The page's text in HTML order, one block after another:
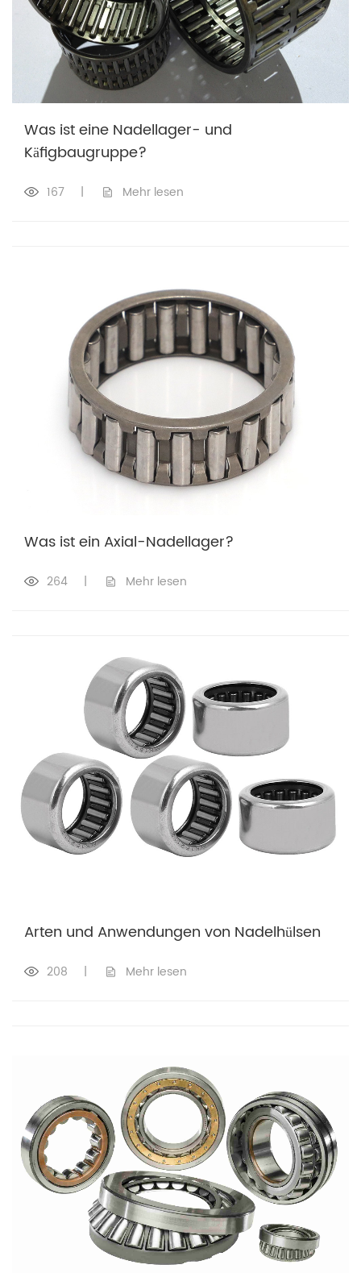
Was ist eine Nadellager- und
Käfigbaugruppe?
167 | Mehr lesen
Was ist ein Axial-Nadellager?
264 | Mehr lesen
Arten und Anwendungen von Nadelhülsen
208 | Mehr lesen